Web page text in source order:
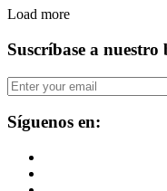
Load more
Suscríbase a
Síguenos en: